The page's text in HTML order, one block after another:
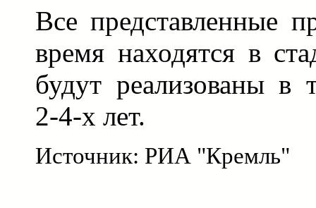
Все представленные
время находятся в
будут реализованы в
2-4-х лет.
Источник: РИА "Кремль"